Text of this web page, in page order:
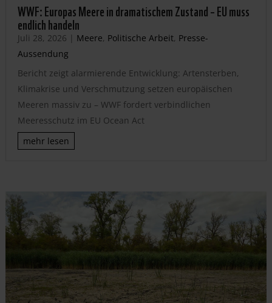
WWF: Europas Meere in dramatischem Zustand – EU muss
endlich handeln
Juli 28, 2026 | Meere, Politische Arbeit, Presse-
Aussendung
Bericht zeigt alarmierende Entwicklung: Artensterben,
Klimakrise und Verschmutzung setzen europäischen
Meeren massiv zu – WWF fordert verbindlichen
Meeresschutz im EU Ocean Act
mehr lesen